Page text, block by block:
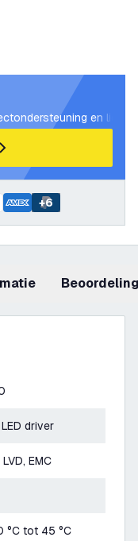
en
+6
driver
LVD, EMC
°C tot 45 °C